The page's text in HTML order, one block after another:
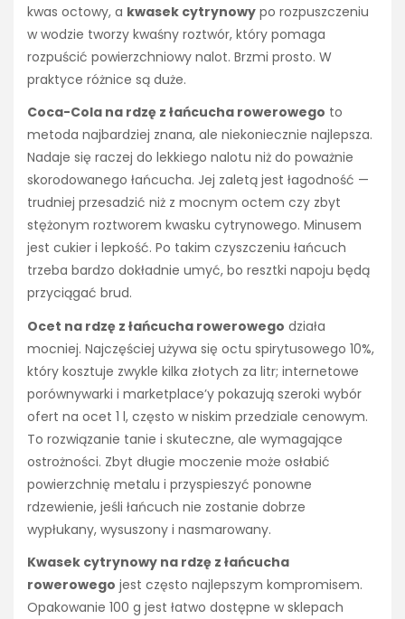
kwas octowy, a kwasek cytrynowy po rozpuszczeniu
w wodzie tworzy kwaśny roztwór, który pomaga
rozpuścić powierzchniowy nalot. Brzmi prosto. W
praktyce różnice są duże.
Coca-Cola na rdzę z łańcucha rowerowego to
metoda najbardziej znana, ale niekoniecznie najlepsza.
Nadaje się raczej do lekkiego nalotu niż do poważnie
skorodowanego łańcucha. Jej zaletą jest łagodność —
trudniej przesadzić niż z mocnym octem czy zbyt
stężonym roztworem kwasku cytrynowego. Minusem
jest cukier i lepkość. Po takim czyszczeniu łańcuch
trzeba bardzo dokładnie umyć, bo resztki napoju będą
przyciągać brud.
Ocet na rdzę z łańcucha rowerowego działa
mocniej. Najczęściej używa się octu spirytusowego 10%,
który kosztuje zwykle kilka złotych za litr; internetowe
porównywarki i marketplace’y pokazują szeroki wybór
ofert na ocet 1 l, często w niskim przedziale cenowym.
To rozwiązanie tanie i skuteczne, ale wymagające
ostrożności. Zbyt długie moczenie może osłabić
powierzchnię metalu i przyspieszyć ponowne
rdzewienie, jeśli łańcuch nie zostanie dobrze
wypłukany, wysuszony i nasmarowany.
Kwasek cytrynowy na rdzę z łańcucha
rowerowego jest często najlepszym kompromisem.
Opakowanie 100 g jest łatwo dostępne w sklepach